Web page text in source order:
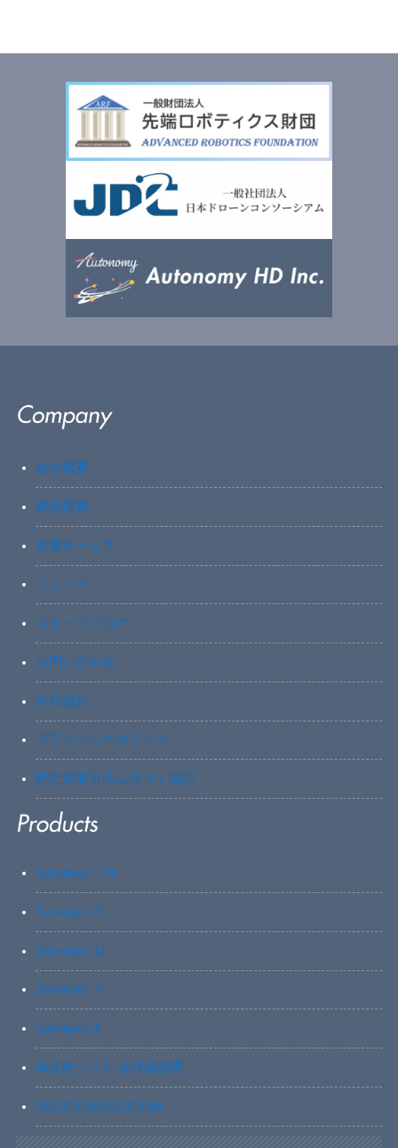
会社概要
製品情報
各種サービス
ニュース
スタッフブログ
お問い合わせ
利用規約
プライバシーポリシー
特定商取引法に基づく表記
Surveyor-ⅠN
Surveyor-Ⅱ
Surveyor-Ⅲ
Surveyor-Ⅳ
Surveyor-X
AI点検ソフト 赤外線診断
XEDC03S/XEDC05M